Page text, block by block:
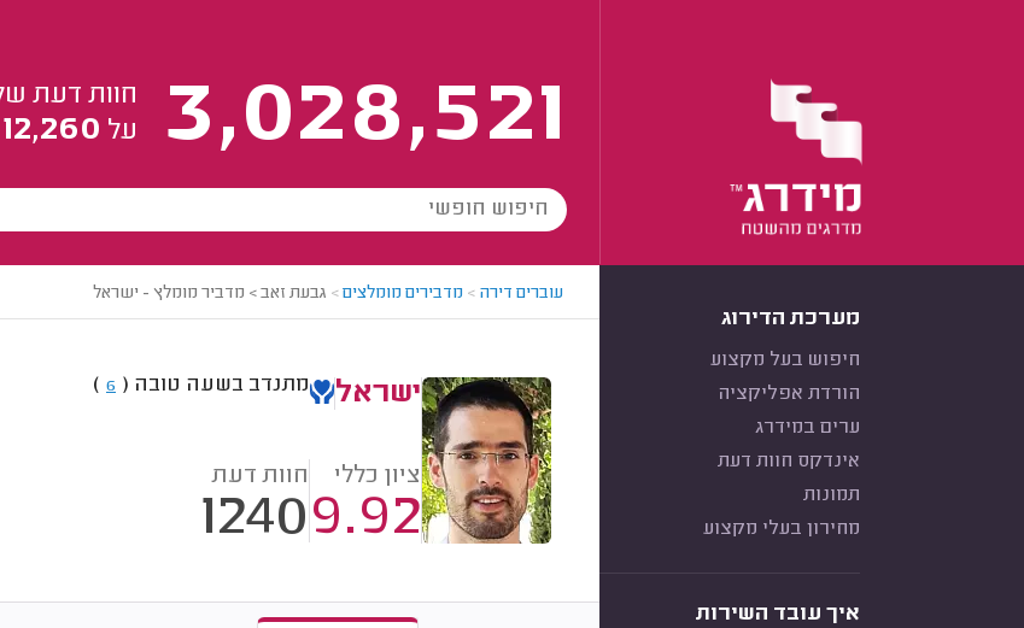
3,028,521
חוות דעת
על 12,260
מערכת הדירוג
חיפוש בעל מקצוע
הורדת אפליקציה
ערים במידרג
אינדקס חוות דעת
תמונות
מחירון בעלי מקצוע
איך עובד השירות
עוברים דירה > מדבירים מומלצים> גבעת זאב > מדביר מומלץ - ישראל
ישראל מתנדב בשעה טובה (
6
)
ציון כללי
9.92
חוות דעת
1240